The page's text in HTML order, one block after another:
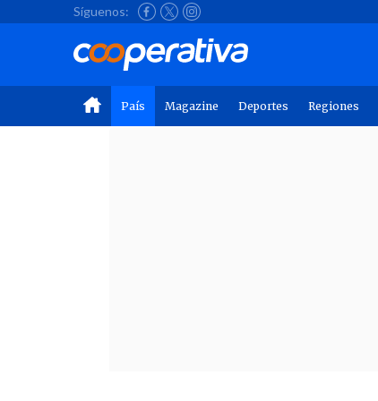
Síguenos:
País Magazine Deportes Regiones